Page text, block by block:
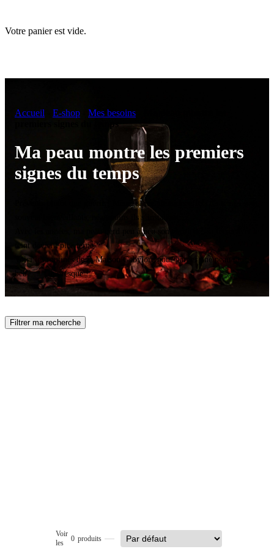
Votre panier est vide.
Accueil E-shop Mes besoins
premiers signes du temps
Ma peau montre les premiers
signes du temps
Prévenir plutôt que guérir ! Même si les premiers effets du temps sont
souvent bienveillants, néanmoins ils s’installent…
Avec les années, ma peau perd peu à peu son élasticité, sa fermeté et le
teint devient plus terne.
Voici les routines de la Maison Gabylore pour garder une peau de
bébé…. Ou presque !
Filtrer ma recherche
Voir
les
0 produits